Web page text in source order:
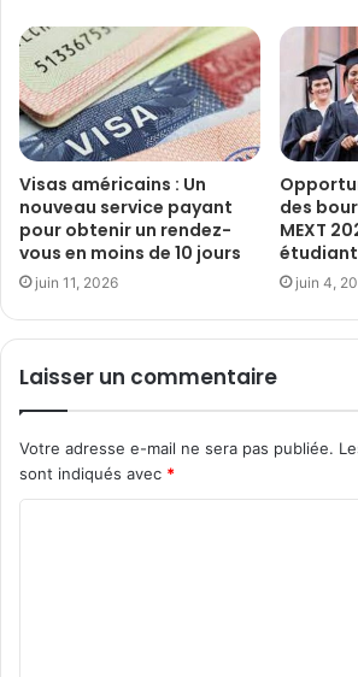
Visas américains : Un
nouveau service payant
pour obtenir un rendez-
vous en moins de 10 jours
juin 11, 2026
des
MEXT
juin 4,
Laisser un commentaire
Votre adresse e-mail ne sera pas publiée.
sont indiqués avec *